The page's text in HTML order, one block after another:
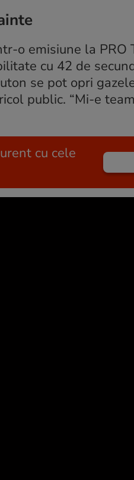
o emisiune la PRO
cu 42 de
se pot opri
public. “Mi-e
cu cele